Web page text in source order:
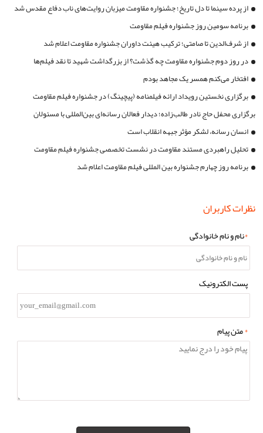
از پرده سینما تا دل تاریخ؛ جشنواره مقاومت میزبان روایت‌های ناب دفاع مقدس شد
برنامه سومین روز جشنواره فیلم مقاومت
از شرف‌الدین تا صامتی؛ ترکیب هیئت داوران جشنواره مقاومت اعلام شد
در روز دوم جشنواره مقاومت چه گذشت؟ از بزرگداشت شهید تا نقد فیلم‌ها
افتخار می‌کنم همسر یک مجاهد بودم
برگزاری نخستین رویداد ارائه فیلمنامه (پیچینگ) در جشنواره فیلم مقاومت
برگزاری محفل حاج نادر طالب‌زاده؛ دیدار فعالان رسانه‌ای بین‌المللی با مسئولان
جشنواره مقاومت
انسان رسانه، لشکر مؤثر جبهه انقلاب است
تحلیل راهبردی مستند مقاومت در نشست تخصصی جشنواره فیلم مقاومت
برنامه روز چهارم جشنواره بین المللی فیلم مقاومت اعلام شد
نظرات کاربران
*نام و نام خانوادگی
پست الکترونیک
*متن پیام